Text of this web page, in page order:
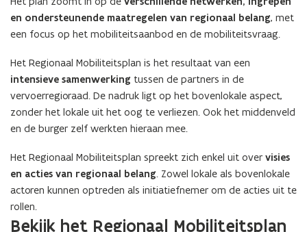
en ondersteunende maatregelen van regionaal belang, met
een focus op het mobiliteitsaanbod en de mobiliteitsvraag.
Het Regionaal Mobiliteitsplan is het resultaat van een
intensieve samenwerking tussen de partners in de
vervoerregioraad. De nadruk ligt op het bovenlokale aspect,
zonder het lokale uit het oog te verliezen. Ook het middenveld
en de burger zelf werkten hieraan mee.
Het Regionaal Mobiliteitsplan spreekt zich enkel uit over visies
en acties van regionaal belang. Zowel lokale als bovenlokale
actoren kunnen optreden als initiatiefnemer om de acties uit te
rollen.
Bekijk het Regionaal Mobiliteitsplan